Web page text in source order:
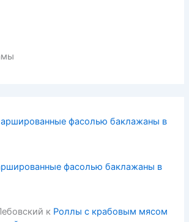
фасолью баклажаны в
фасолью баклажаны в
к Роллы с крабовым мясом